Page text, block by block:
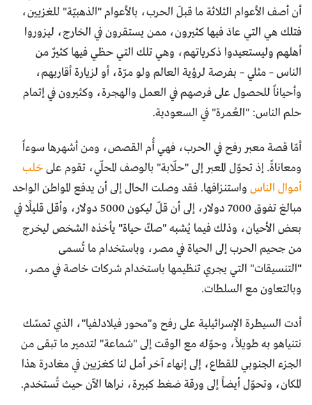
أن أصف الأعوام الثلاثة ما قبلَ الحرب، بالأعوام "الذهبيّة" للغزيين،
فتلك هي التي عادَ فيها كثيرون، ممن يستقرون في الخارج، ليزوروا
أهلهم وليستعيدوا ذكرياتهم، وهي تلك التي حظي فيها كثيرٌ من
الناس – مثلي – بفرصة لرؤية العالم ولو مرّة، أو لزيارة أقاربهم،
وأحياناً للحصول على فرصهم في العمل والهجرة، وكثيرون في إتمام
حلم الناس: "العُمرة" في السعودية.
أمّا قصة معبر رفح في الحرب، فهي أُم القصص، ومن أشهرها سوءاً
ومعاناةً. إذ تحوّل المعبر إلى "حلّابة" بالوصف المحلّي، تقوم علىحَلب
أموال الناس واستنزافها. فقد وصلت الحال إلى أن يدفع المواطن الواحد
مبالغ تفوق 7000 دولار، إلى أن قلّ ليكون 5000 دولار، وأقل قليلًا في
بعض الأحيان، وذلك فيما يُشبه "صكّ حياة" يأخذه الشخص ليخرج
من جحيم الحرب إلى الحياة في مصر، وباستخدام ما تُسمى
"التنسيقات" التي يجري تنظيمها باستخدام شركات خاصة في مصر،
وبالتعاون مع السلطات.
أدت السيطرة الإسرائيلية على رفح و"محور فيلادلفيا"، الذي تمسّك
نتنياهو به طويلاً، وحوّله مع الوقت إلى "شماعة" لتدمير ما تبقى من
الجزء الجنوبي للقطاع، إلى إنهاء آخر أمل لنا كغزيين في مغادرة هذا
المكان، وتحوّل أيضاً إلى ورقة ضغط كبيرة، نراها الآن حيث تُستخدم.